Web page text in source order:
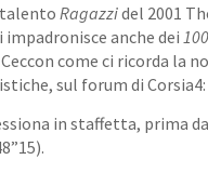
talentoRagazzidel 2001
impadronisce anche dei
come ci ricorda la
sul forum di Corsia4:
in staffetta, prima